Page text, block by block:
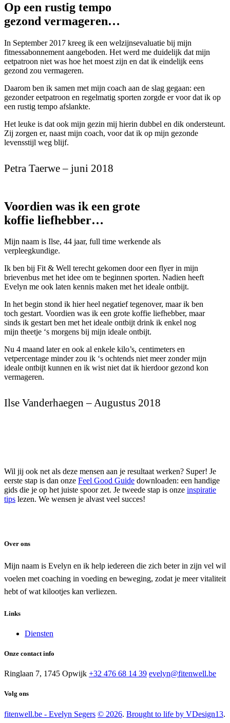
Op een rustig tempo
gezond vermageren…
In September 2017 kreeg ik een welzijnsevaluatie bij mijn
fitnessabonnement aangeboden. Het werd me duidelijk dat mijn
eetpatroon niet was hoe het moest zijn en dat ik eindelijk eens
gezond zou vermageren.
Daarom ben ik samen met mijn coach aan de slag gegaan: een
gezonder eetpatroon en regelmatig sporten zorgde er voor dat ik op
een rustig tempo afslankte.
Het leuke is dat ook mijn gezin mij hierin dubbel en dik ondersteunt.
Zij zorgen er, naast mijn coach, voor dat ik op mijn gezonde
levensstijl weg blijf.
Petra Taerwe – juni 2018
Voordien was ik een grote
koffie liefhebber…
Mijn naam is Ilse, 44 jaar, full time werkende als
verpleegkundige.
Ik ben bij Fit & Well terecht gekomen door een flyer in mijn
brievenbus met het idee om te beginnen sporten. Nadien heeft
Evelyn me ook laten kennis maken met het ideale ontbijt.
In het begin stond ik hier heel negatief tegenover, maar ik ben
toch gestart. Voordien was ik een grote koffie liefhebber, maar
sinds ik gestart ben met het ideale ontbijt drink ik enkel nog
mijn theetje ‘s morgens bij mijn ideale ontbijt.
Nu 4 maand later en ook al enkele kilo’s, centimeters en
vetpercentage minder zou ik ‘s ochtends niet meer zonder mijn
ideale ontbijt kunnen en ik wist niet dat ik hierdoor gezond kon
vermageren.
Ilse Vanderhaegen – Augustus 2018
Wil jij ook net als deze mensen aan je resultaat werken? Super! Je
eerste stap is dan onze Feel Good Guide downloaden: een handige
gids die je op het juiste spoor zet. Je tweede stap is onze inspiratie
tips lezen. We wensen je alvast veel succes!
Over ons
Mijn naam is Evelyn en ik help iedereen die zich beter in zijn vel wil
voelen met coaching in voeding en beweging, zodat je meer vitaliteit
hebt of wat kilootjes kan verliezen.
Links
Diensten
Onze contact info
Ringlaan 7, 1745 Opwijk +32 476 68 14 39 evelyn@fitenwell.be
Volg ons
fitenwell.be - Evelyn Segers © 2026. Brought to life by VDesign13.